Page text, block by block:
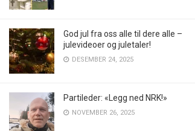
God jul fra oss alle til dere alle –
julevideoer og juletaler!
DESEMBER 24, 2025
Partileder: «Legg ned NRK!»
NOVEMBER 26, 2025